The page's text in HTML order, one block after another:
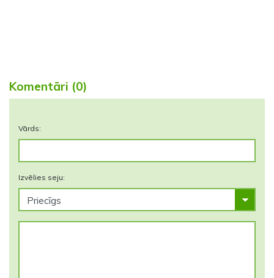
Komentāri (0)
Vārds:
Izvēlies seju: